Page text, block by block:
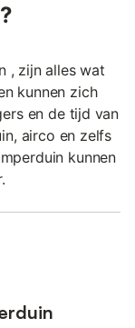
, zijn alles wat
kunnen zich
en de tijd van
airco en zelfs
kunnen